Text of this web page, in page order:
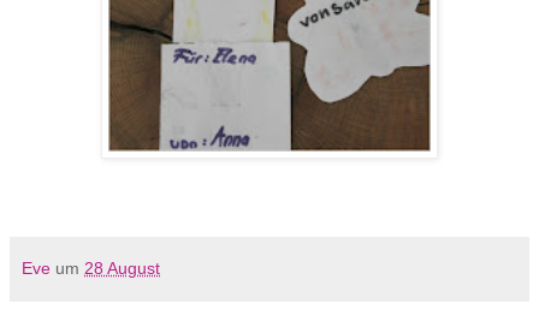
Eve um 28 August